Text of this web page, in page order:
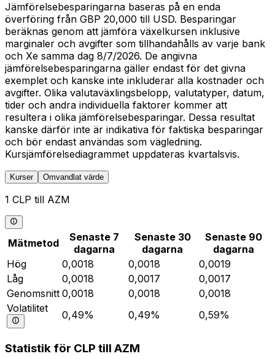
Jämförelsebesparingarna baseras på en enda
överföring från GBP 20,000 till USD. Besparingar
beräknas genom att jämföra växelkursen inklusive
marginaler och avgifter som tillhandahålls av varje bank
och Xe samma dag 8/7/2026. De angivna
jämförelsebesparingarna gäller endast för det givna
exemplet och kanske inte inkluderar alla kostnader och
avgifter. Olika valutaväxlingsbelopp, valutatyper, datum,
tider och andra individuella faktorer kommer att
resultera i olika jämförelsebesparingar. Dessa resultat
kanske därför inte är indikativa för faktiska besparingar
och bör endast användas som vägledning.
Kursjämförelsediagrammet uppdateras kvartalsvis.
Kurser Omvandlat värde
1 CLP till AZM
Mätmetod
Senaste 7
dagarna
Senaste 30
dagarna
Senaste 90
dagarna
Hög
0,0018 0,0018
0,0019
Låg
0,0018 0,0017
0,0017
Genomsnitt 0,0018 0,0018
0,0018
Volatilitet
0,49% 0,49% 0,59%
Statistik för CLP till AZM